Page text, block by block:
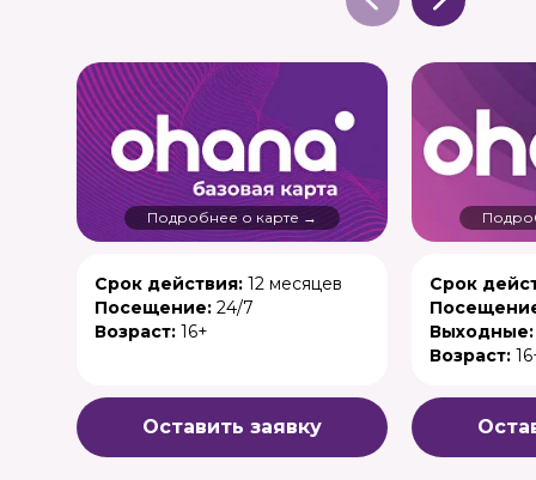
Оставить заявку
Срок действия: 12 месяцев
Посещение: 24/7
Возраст: 16+
Срок
Выходные:
Возраст:
Подробнее о карте →